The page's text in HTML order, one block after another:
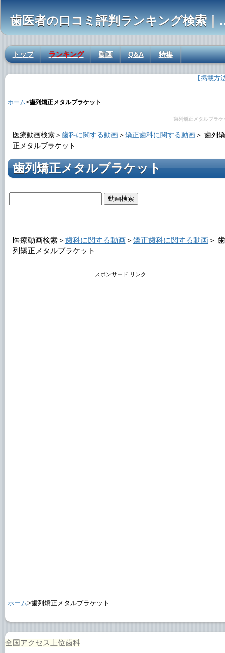
歯医者の口コ
トップ ランキング 動画 Q&A 特集
【掲載方
ホーム>歯列矯正メタルブラケット
歯列矯正メタルブラケ
医療動画検索＞歯科に関する動画＞矯正歯科に関する動画＞ 歯列矯
正メタルブラケット
歯列矯正メタルブラケット
医療動画検索＞ 歯科に関する動画＞ 矯正歯科に関する動画＞ 歯
列矯正メタルブラケット
スポンサード リンク
ホーム>歯列矯正メタルブラケット
全国アクセス上位歯科